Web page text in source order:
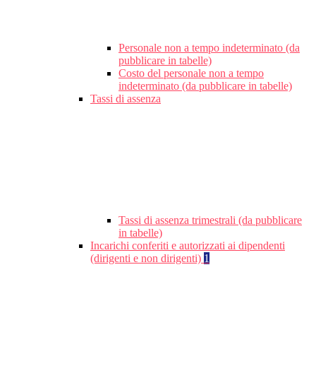
Personale non a tempo indeterminato (da
pubblicare in tabelle)
Costo del personale non a tempo
indeterminato (da pubblicare in tabelle)
Tassi di assenza
Tassi di assenza trimestrali (da pubblicare
in tabelle)
Incarichi conferiti e autorizzati ai dipendenti
(dirigenti e non dirigenti) 1